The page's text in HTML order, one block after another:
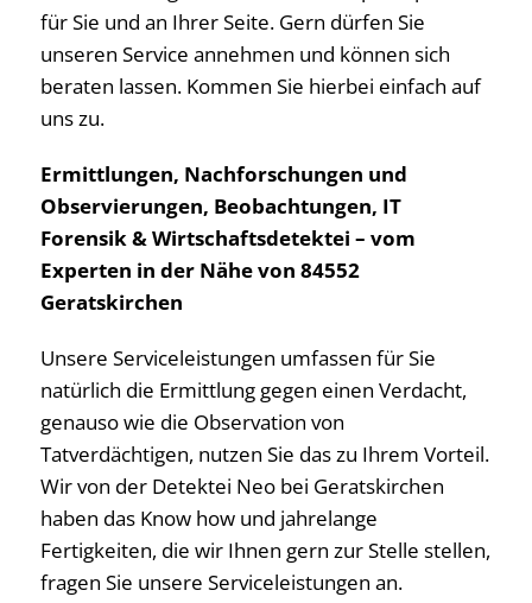
für Sie und an Ihrer Seite. Gern dürfen Sie
unseren Service annehmen und können sich
beraten lassen. Kommen Sie hierbei einfach auf
uns zu.
Ermittlungen, Nachforschungen und
Observierungen, Beobachtungen, IT
Forensik & Wirtschaftsdetektei – vom
Experten in der Nähe von 84552
Geratskirchen
Unsere Serviceleistungen umfassen für Sie
natürlich die Ermittlung gegen einen Verdacht,
genauso wie die Observation von
Tatverdächtigen, nutzen Sie das zu Ihrem Vorteil.
Wir von der Detektei Neo bei Geratskirchen
haben das Know how und jahrelange
Fertigkeiten, die wir Ihnen gern zur Stelle stellen,
fragen Sie unsere Serviceleistungen an.